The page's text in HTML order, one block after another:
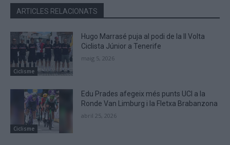
ARTICLES RELACIONATS
Ciclisme
Hugo Marrasé puja al podi de la II Volta
Ciclista Júnior a Tenerife
maig 5, 2026
Ciclisme
Edu Prades afegeix més punts UCI a la
Ronde Van Limburg i la Fletxa Brabanzona
abril 25, 2026